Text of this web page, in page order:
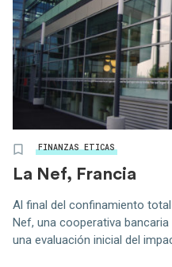
FINANZAS ETICAS
La Nef, Francia
Al final del confinamiento
Nef, una cooperativa
una evaluación inicial del